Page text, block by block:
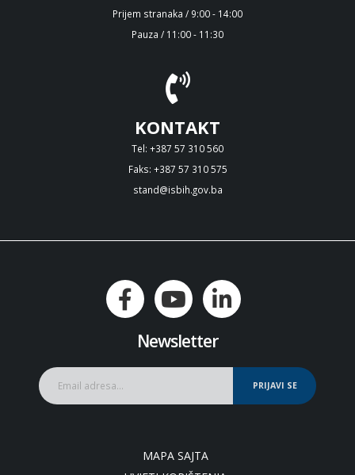
Prijem stranaka / 9:00 - 14:00
Pauza / 11:00 - 11:30
KONTAKT
Tel: +387 57 310 560
Faks: +387 57 310 575
stand@isbih.gov.ba
Newsletter
PRIJAVI SE
MAPA SAJTA